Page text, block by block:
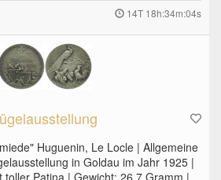
14T 18h:34m:03s
Huguenin, Le Locle | Allgemeine
in Goldau im Jahr 1925 |
toller Patina | Gewicht: 26.7 Gramm |